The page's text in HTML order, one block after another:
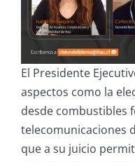
El Presidente
aspectos como la
desde combustibles
telecomunicaciones
que a su juicio